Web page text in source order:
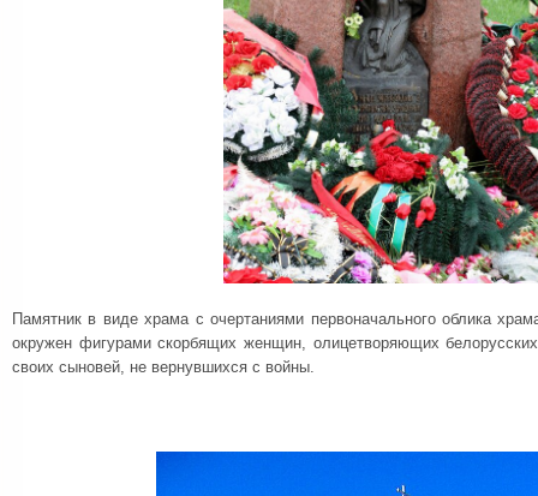
Памятник в виде храма с очертаниями первоначального облика
окружен фигурами скорбящих женщин, олицетворяющих
своих сыновей, не вернувшихся с войны.